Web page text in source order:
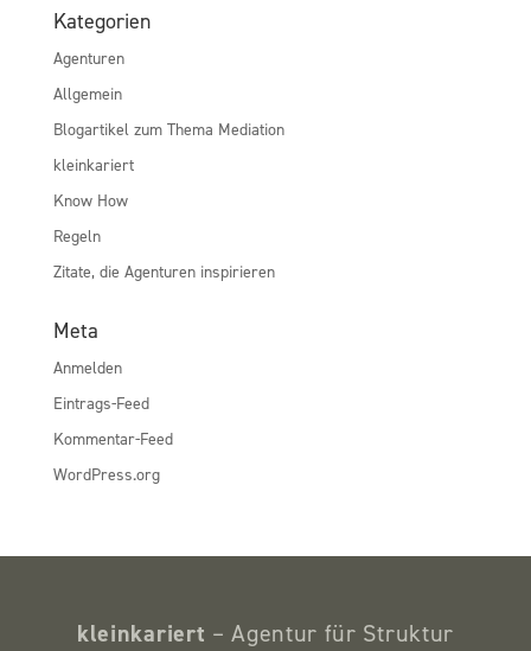
Kategorien
Agenturen
Allgemein
Blogartikel zum Thema Mediation
kleinkariert
Know How
Regeln
Zitate, die Agenturen inspirieren
Meta
Anmelden
Eintrags-Feed
Kommentar-Feed
WordPress.org
kleinkariert – Agentur für Struktur